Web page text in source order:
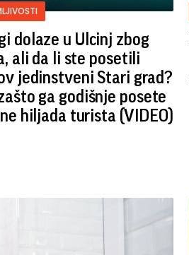
dolaze u Ulcinj zbog
ali da li ste posetili
jedinstveni Stari grad?
ga godišnje posete
hiljada turista (VIDEO)